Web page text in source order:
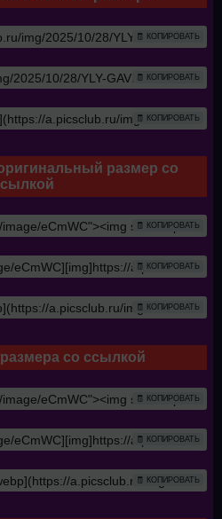
🧾 КОПИРОВАТЬ
🧾 КОПИРОВАТЬ
🧾 КОПИРОВАТЬ
размер со
🧾 КОПИРОВАТЬ
🧾 КОПИРОВАТЬ
🧾 КОПИРОВАТЬ
со ссылкой
🧾 КОПИРОВАТЬ
🧾 КОПИРОВАТЬ
🧾 КОПИРОВАТЬ